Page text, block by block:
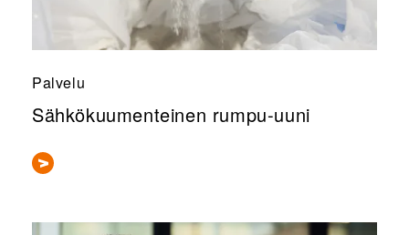
Palvelu
Sähkökuumenteinen rumpu-uuni